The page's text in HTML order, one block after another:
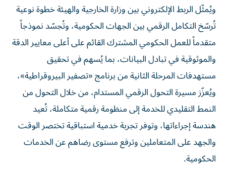
ويُمثّل الربط الإلكتروني بين وزارة الخارجية والهيئة خطوة نوعية
تُرسّخ التكامل الرقمي بين الجهات الحكومية، وتُجسّد نموذجاً
متقدماً للعمل الحكومي المشترك القائم على أعلى معايير الدقة
والموثوقية في تبادل البيانات، بما يُسهم في تحقيق
مستهدفات المرحلة الثانية من برنامج «تصفير البيروقراطية»،
ويُعزّز مسيرة التحول الرقمي المستدام، من خلال التحول من
النمط التقليدي للخدمة إلى منظومة رقمية متكاملة، تُعيد
هندسة إجراءاتها، وتوفر تجربة خدمية استباقية تختصر الوقت
والجهد على المتعاملين وترفع مستوى رضاهم عن الخدمات
الحكومية.